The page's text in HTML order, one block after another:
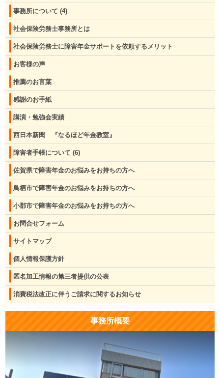
事務所について (4)
社会保険労務士事務所とは
社会保険労務士に障害年金サポートを依頼するメリット
お客様の声
推薦のお言葉
感謝のお手紙
講演・勉強会実績
西日本新聞 『なるほど年金教室』
障害者手帳について (6)
佐賀県で障害年金のお悩みをお持ちの方へ
鳥栖市で障害年金のお悩みをお持ちの方へ
小郡市で障害年金のお悩みをお持ちの方へ
お問合せフォーム
サイトマップ
個人情報保護方針
匿名加工情報の第三者提供の公表
消費税法改正に伴うご請求に関するお知らせ
事務所概要